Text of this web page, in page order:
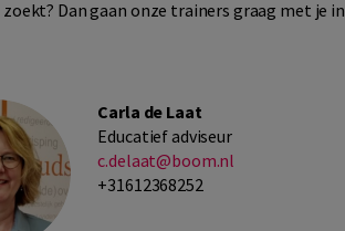
Dan gaan onze trainers graag met je in
Carla de Laat
Educatief adviseur
c.delaat@boom.nl
+31612368252